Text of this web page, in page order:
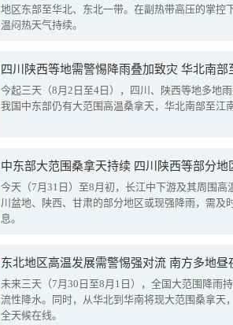
地区东部至华北、东北一带。在副热带高压的掌控
温闷热天气持续。
今起三天（8月2日至4日），四川、陕西等地多地雨
我国中东部仍有大范围高温桑拿天，华北南部至江
中东部大范围桑拿天持续 四川陕西等部分地
今天（7月31日）至8月初，长江中下游及其周围高
川盆地、陕西、甘肃的部分地区或现强降雨，需及
息。
东北地区高温发展需警惕强对流 南方多地昼
未来三天（7月30日至8月1日），全国大范围降雨
流性降水。同时，从华北到华南将现大范围桑拿天
全天候在线。